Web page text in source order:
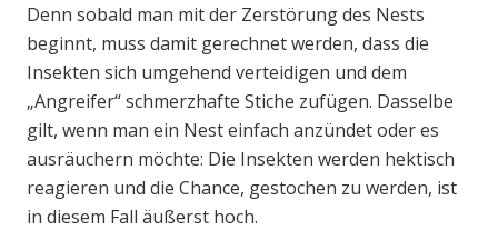
Denn sobald man mit der Zerstörung des Nests
beginnt, muss damit gerechnet werden, dass die
Insekten sich umgehend verteidigen und dem
„Angreifer“ schmerzhafte Stiche zufügen. Dasselbe
gilt, wenn man ein Nest einfach anzündet oder es
ausräuchern möchte: Die Insekten werden hektisch
reagieren und die Chance, gestochen zu werden, ist
in diesem Fall äußerst hoch.